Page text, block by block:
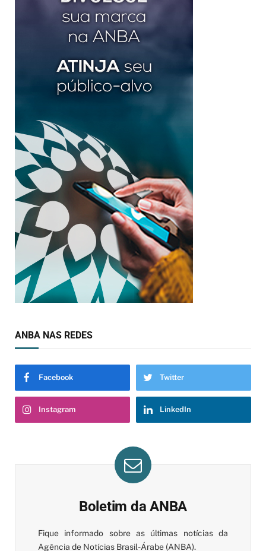
ANBA NAS REDES
Facebook Twitter
Instagram LinkedIn
Boletim da ANBA
Fique informado sobre as últimas notícias da
Agência de Notícias Brasil-Árabe (ANBA).